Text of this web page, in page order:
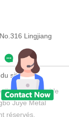
Lingjiang
site
d'acier inoxydable
Juye Metal
réservés.